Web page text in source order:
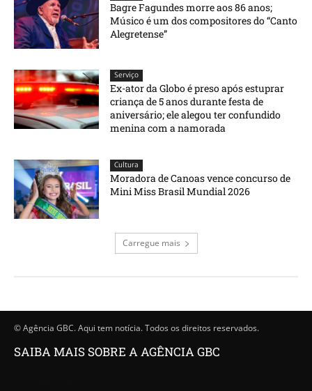
Bagre Fagundes morre aos 86 anos;
Músico é um dos compositores do “Canto
Alegretense”
Serviço
Ex-ator da Globo é preso após estuprar
criança de 5 anos durante festa de
aniversário; ele alegou ter confundido
menina com a namorada
Cultura
Moradora de Canoas vence concurso de
Mini Miss Brasil Mundial 2026
Carregue mais
© Agência GBC. Aqui tem notícia. Todos os direitos reservados.
SAIBA MAIS SOBRE A AGÊNCIA GBC